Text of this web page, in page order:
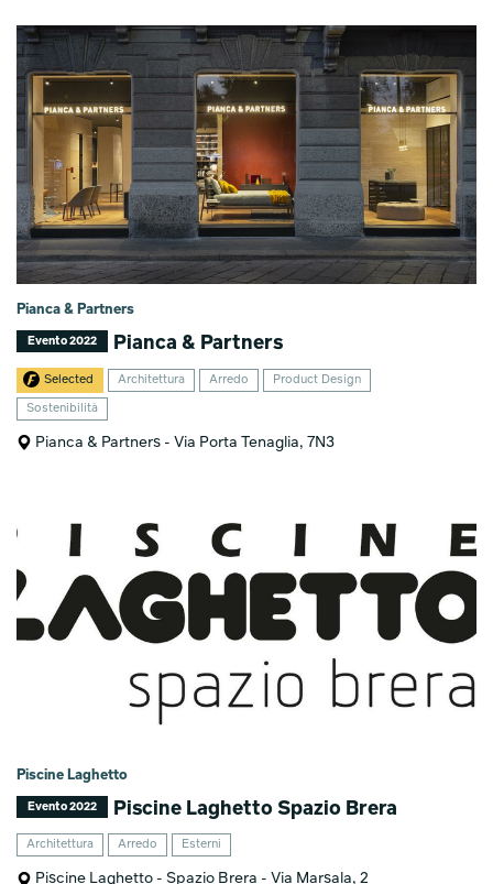
Pianca & Partners
Evento 2022 Pianca & Partners
Selected Architettura Arredo Product Design
Sostenibilità
Pianca & Partners - Via Porta Tenaglia, 7N3
Piscine Laghetto
Evento 2022 Piscine Laghetto Spazio Brera
Architettura Arredo Esterni
Piscine Laghetto - Spazio Brera - Via Marsala, 2